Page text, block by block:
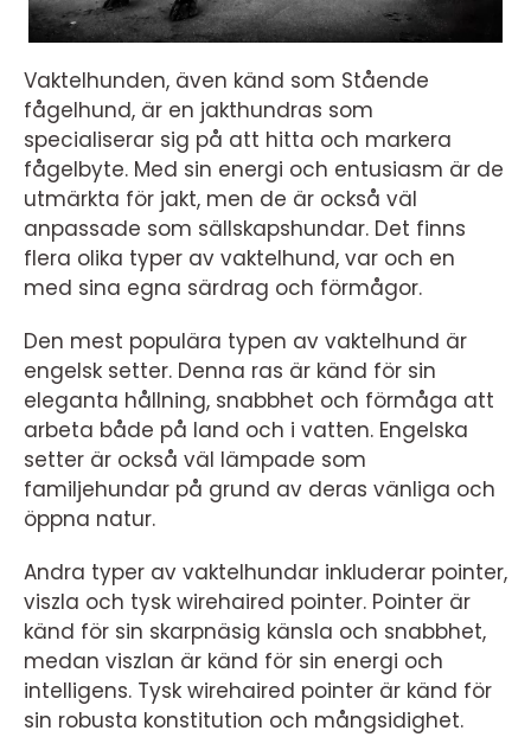
Vaktelhunden, även känd som Stående
fågelhund, är en jakthundras som
specialiserar sig på att hitta och markera
fågelbyte. Med sin energi och entusiasm är de
utmärkta för jakt, men de är också väl
anpassade som sällskapshundar. Det finns
flera olika typer av vaktelhund, var och en
med sina egna särdrag och förmågor.
Den mest populära typen av vaktelhund är
engelsk setter. Denna ras är känd för sin
eleganta hållning, snabbhet och förmåga att
arbeta både på land och i vatten. Engelska
setter är också väl lämpade som
familjehundar på grund av deras vänliga och
öppna natur.
Andra typer av vaktelhundar inkluderar pointer,
viszla och tysk wirehaired pointer. Pointer är
känd för sin skarpnäsig känsla och snabbhet,
medan viszlan är känd för sin energi och
intelligens. Tysk wirehaired pointer är känd för
sin robusta konstitution och mångsidighet.